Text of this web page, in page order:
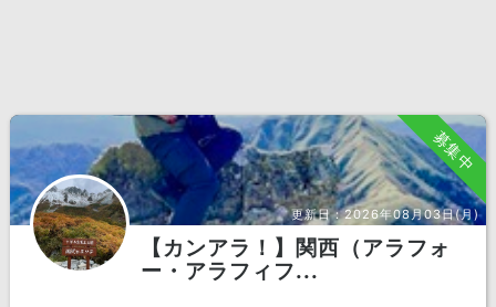
募集中
更新日：2026年08月03日(月)
【カンアラ！】関西（アラフォ
ー・アラフィフ...